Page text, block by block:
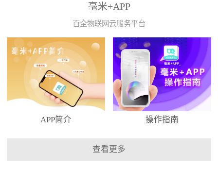
毫米+APP
百全物联网云服务平台
APP简介 操作指南
查看更多